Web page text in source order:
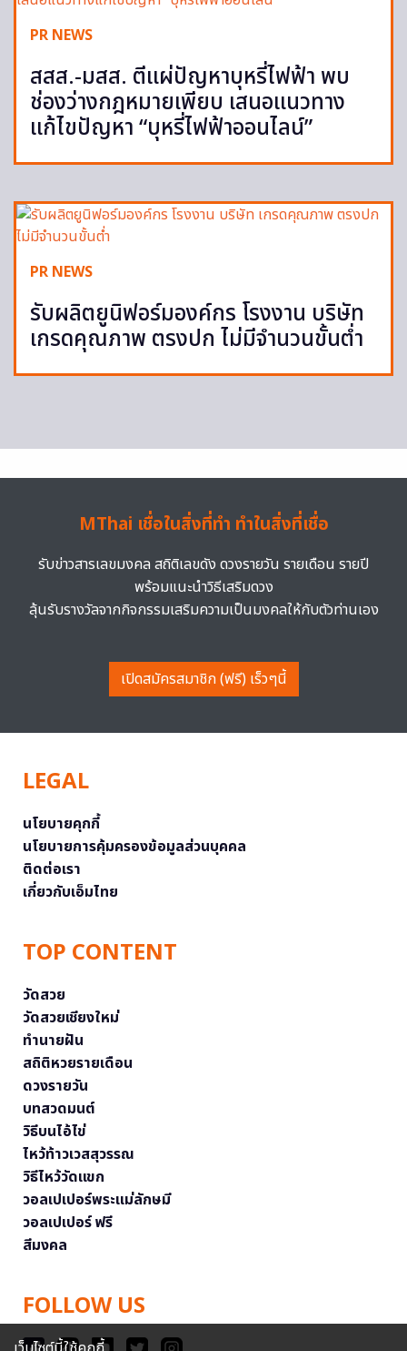
PR NEWS
สสส.-มสส. ตีแผ่ปัญหาบุหรี่ไฟฟ้า พบ
ช่องว่างกฎหมายเพียบ เสนอแนวทาง
แก้ไขปัญหา “บุหรี่ไฟฟ้าออนไลน์”
PR NEWS
รับผลิตยูนิฟอร์มองค์กร โรงงาน บริษัท
เกรดคุณภาพ ตรงปก ไม่มีจำนวนขั้นต่ำ
MThai เชื่อในสิ่งที่ทำ ทำในสิ่งที่เชื่อ
รับข่าวสารเลขมงคล สถิติเลขดัง ดวงรายวัน รายเดือน รายปี
พร้อมแนะนำวิธีเสริมดวง
ลุ้นรับรางวัลจากกิจกรรมเสริมความเป็นมงคลให้กับตัวท่านเอง
เปิดสมัครสมาชิก (ฟรี) เร็วๆนี้
LEGAL
นโยบายคุกกี้
นโยบายการคุ้มครองข้อมูลส่วนบุคคล
ติดต่อเรา
เกี่ยวกับเอ็มไทย
TOP CONTENT
วัดสวย
วัดสวยเชียงใหม่
ทำนายฝัน
สถิติหวยรายเดือน
ดวงรายวัน
บทสวดมนต์
วิธีบนไอ้ไข่
ไหว้ท้าวเวสสุวรรณ
วิธีไหว้วัดแขก
วอลเปเปอร์พระแม่ลักษมี
วอลเปเปอร์ ฟรี
สีมงคล
FOLLOW US